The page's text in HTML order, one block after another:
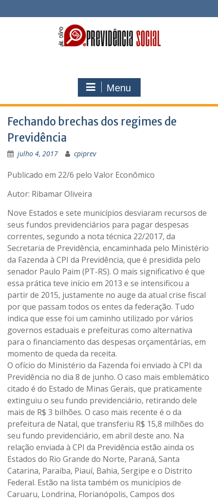
to
Menu
Fechando brechas dos regimes de
Previdência
julho 4, 2017 cpiprev
Publicado em 22/6 pelo Valor Econômico
Autor: Ribamar Oliveira
Nove Estados e sete municípios desviaram recursos de
seus fundos previdenciários para pagar despesas
correntes, segundo a nota técnica 22/2017, da
Secretaria de Previdência, encaminhada pelo Ministério
da Fazenda à CPI da Previdência, que é presidida pelo
senador Paulo Paim (PT-RS). O mais significativo é que
essa prática teve início em 2013 e se intensificou a
partir de 2015, justamente no auge da atual crise fiscal
por que passam todos os entes da federação. Tudo
indica que esse foi um caminho utilizado por vários
governos estaduais e prefeituras como alternativa
para o financiamento das despesas orçamentárias, em
momento de queda da receita.
O ofício do Ministério da Fazenda foi enviado à CPI da
Previdência no dia 8 de junho. O caso mais emblemático
citado é do Estado de Minas Gerais, que praticamente
extinguiu o seu fundo previdenciário, retirando dele
mais de R$ 3 bilhões. O caso mais recente é o da
prefeitura de Natal, que transferiu R$ 15,8 milhões do
seu fundo previdenciário, em abril deste ano. Na
relação enviada à CPI da Previdência estão ainda os
Estados do Rio Grande do Norte, Paraná, Santa
Catarina, Paraíba, Piauí, Bahia, Sergipe e o Distrito
Federal. Estão na lista também os municípios de
Caruaru, Londrina, Florianópolis, Campos dos